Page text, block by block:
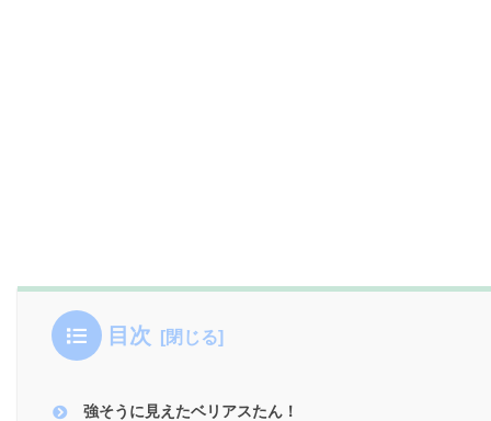
目次
強そうに見えたベリアスたん！